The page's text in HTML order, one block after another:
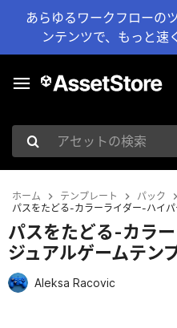
あらゆるワークフローの
ンテンツで、もっと速
アセットの検索
ホーム テンプレート
パック
パスをたどる-カラーライダー-ハイ
パスをたどる-カラ
ジュアルゲームテン
Aleksa Racovic